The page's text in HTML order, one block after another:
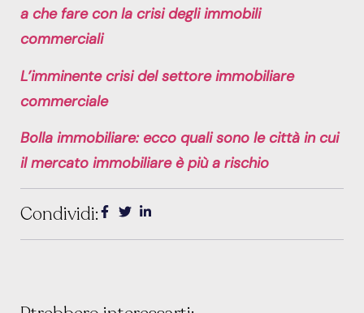
a che fare con la crisi degli immobili
commerciali
L’imminente crisi del settore immobiliare
commerciale
Bolla immobiliare: ecco quali sono le città in cui
il mercato immobiliare è più a rischio
Condividi: